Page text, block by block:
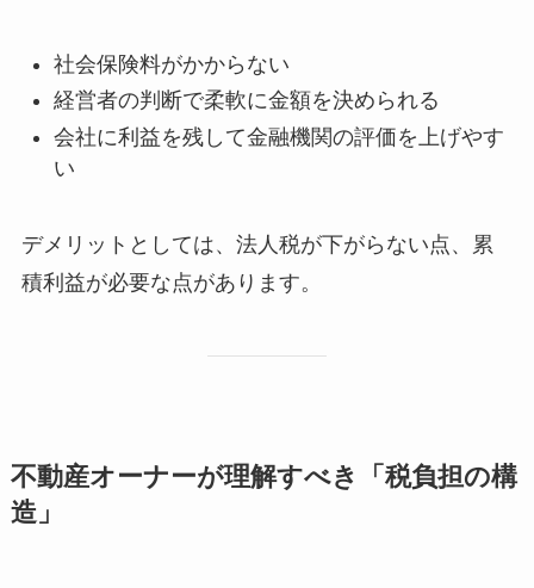
社会保険料がかからない
経営者の判断で柔軟に金額を決められる
会社に利益を残して金融機関の評価を上げやす
い
デメリットとしては、法人税が下がらない点、累
積利益が必要な点があります。
不動産オーナーが理解すべき「税負担の構
造」